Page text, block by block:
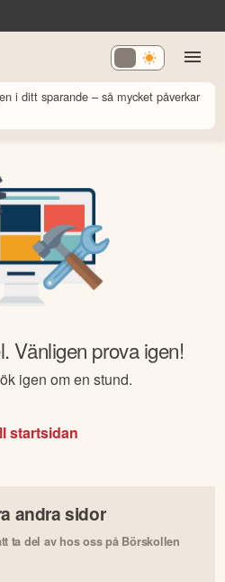
i ditt sparande – så mycket påverkar
Vänligen prova igen!
igen om en stund.
startsidan
andra sidor
ta del av hos oss på Börskollen